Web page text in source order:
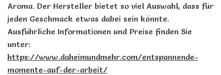
Aroma. Der Hersteller bietet so viel Auswahl, dass für
jeden Geschmack etwas dabei sein könnte.
Ausführliche Informationen und Preise finden Sie
unter:
https://www.daheimundmehr.com/entspannende-
momente-auf-der-arbeit/